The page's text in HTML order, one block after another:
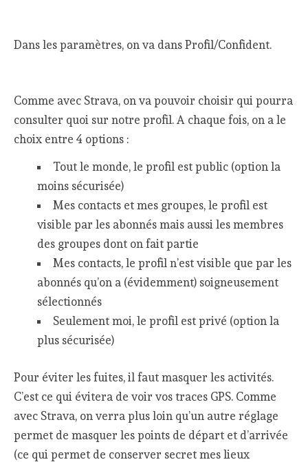
Dans les paramètres, on va dans Profil/Confident.
Comme avec Strava, on va pouvoir choisir qui pourra
consulter quoi sur notre profil. A chaque fois, on a le
choix entre 4 options :
Tout le monde, le profil est public (option la
moins sécurisée)
Mes contacts et mes groupes, le profil est
visible par les abonnés mais aussi les membres
des groupes dont on fait partie
Mes contacts, le profil n’est visible que par les
abonnés qu’on a (évidemment) soigneusement
sélectionnés
Seulement moi, le profil est privé (option la
plus sécurisée)
Pour éviter les fuites, il faut masquer les activités.
C’est ce qui évitera de voir vos traces GPS. Comme
avec Strava, on verra plus loin qu’un autre réglage
permet de masquer les points de départ et d’arrivée
(ce qui permet de conserver secret mes lieux